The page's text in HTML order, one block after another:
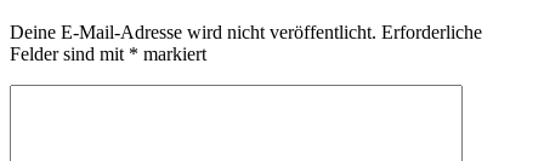
Deine E-Mail-Adresse wird nicht veröffentlicht. Erforderliche
Felder sind mit * markiert